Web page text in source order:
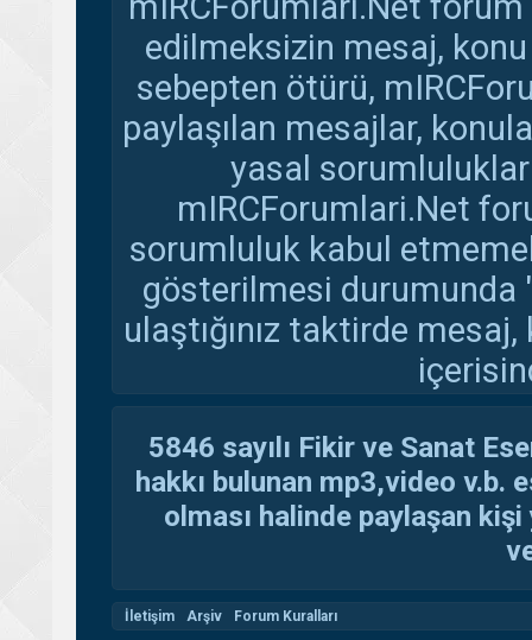
edilmeksizin mesaj,
sebepten ötürü,
paylaşılan mesajlar,
yasal
mIRCForumlari.Net
sorumluluk kabul
gösterilmesi durumunda
ulaştığınız taktirde
5846 sayılı Fikir ve Sanat
hakkı bulunan mp3,video v.b.
olması halinde paylaşan
İletişim Arşiv Forum Kuralları